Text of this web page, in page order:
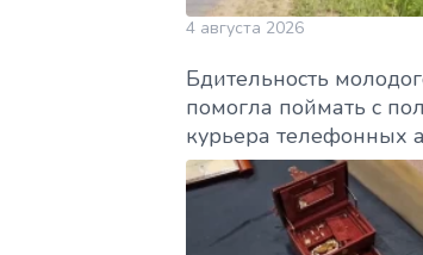
4 августа 2026
Бдительность
помогла поймать с
курьера телефонных